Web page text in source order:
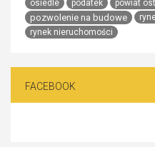
osiedle
podatek powiat
pozwolenie na budowe
rynek nieruchomości
FACEBOOK